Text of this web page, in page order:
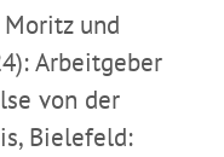
Moritz und
Arbeitgeber
von der
Bielefeld: